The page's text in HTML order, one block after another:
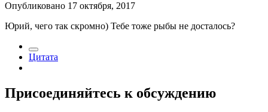
Опубликовано 17 октября, 2017
Юрий, чего так скромно) Тебе тоже рыбы не досталось?
Цитата
Присоединяйтесь к обсуждению